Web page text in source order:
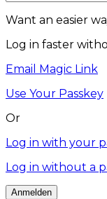
Want an easier
Log in faster
Email Magic Link
Use Your Passkey
Or
Log in with your
Log in without a